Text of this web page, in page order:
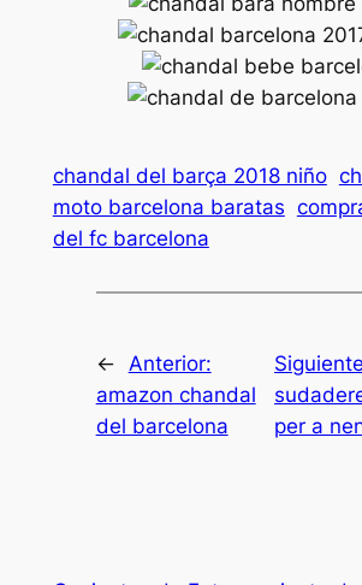
chandal del barça 2018 niño
moto barcelona baratas
del fc barcelona
←
Anterior:
amazon chandal
del barcelona
per a